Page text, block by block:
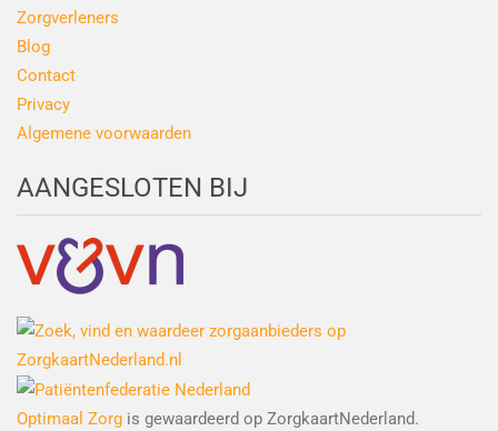
Zorgverleners
Blog
Contact
Privacy
Algemene voorwaarden
AANGESLOTEN BIJ
Optimaal Zorg is gewaardeerd op ZorgkaartNederland.